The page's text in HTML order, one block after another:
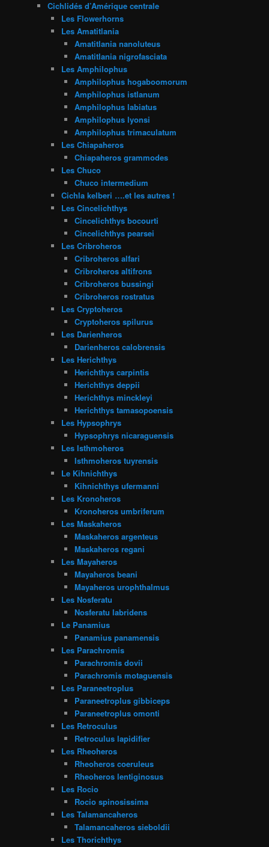
Cichlidés d’Amérique centrale
Les Flowerhorns
Les Amatitlania
Amatitlania nanoluteus
Amatitlania nigrofasciata
Les Amphilophus
Amphilophus hogaboomorum
Amphilophus istlanum
Amphilophus labiatus
Amphilophus lyonsi
Amphilophus trimaculatum
Les Chiapaheros
Chiapaheros grammodes
Les Chuco
Chuco intermedium
Cichla kelberi ….et les autres !
Les Cincelichthys
Cincelichthys bocourti
Cincelichthys pearsei
Les Cribroheros
Cribroheros alfari
Cribroheros altifrons
Cribroheros bussingi
Cribroheros rostratus
Les Cryptoheros
Cryptoheros spilurus
Les Darienheros
Darienheros calobrensis
Les Herichthys
Herichthys carpintis
Herichthys deppii
Herichthys minckleyi
Herichthys tamasopoensis
Les Hypsophrys
Hypsophrys nicaraguensis
Les Isthmoheros
Isthmoheros tuyrensis
Le Kihnichthys
Kihnichthys ufermanni
Les Kronoheros
Kronoheros umbriferum
Les Maskaheros
Maskaheros argenteus
Maskaheros regani
Les Mayaheros
Mayaheros beani
Mayaheros urophthalmus
Les Nosferatu
Nosferatu labridens
Le Panamius
Panamius panamensis
Les Parachromis
Parachromis dovii
Parachromis motaguensis
Les Paraneetroplus
Paraneetroplus gibbiceps
Paraneetroplus omonti
Les Retroculus
Retroculus lapidifier
Les Rheoheros
Rheoheros coeruleus
Rheoheros lentiginosus
Les Rocio
Rocio spinosissima
Les Talamancaheros
Talamancaheros sieboldii
Les Thorichthys